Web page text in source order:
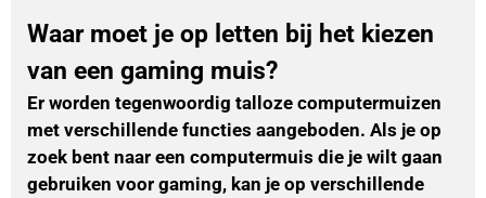
Waar moet je op letten bij het kiezen
van een gaming muis?
Er worden tegenwoordig talloze computermuizen
met verschillende functies aangeboden. Als je op
zoek bent naar een computermuis die je wilt gaan
gebruiken voor gaming, kan je op verschillende